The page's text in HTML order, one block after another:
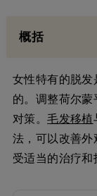
概括
女性特有的脱发
的。调整荷尔
对策。毛发移植
法，可以改善
受适当的治疗和